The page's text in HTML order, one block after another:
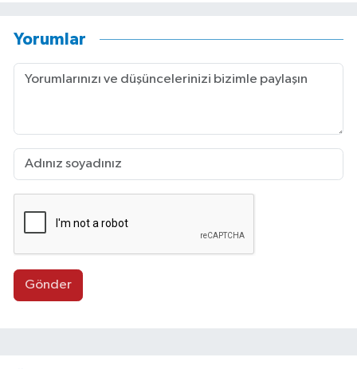
Yorumlar
Gönder